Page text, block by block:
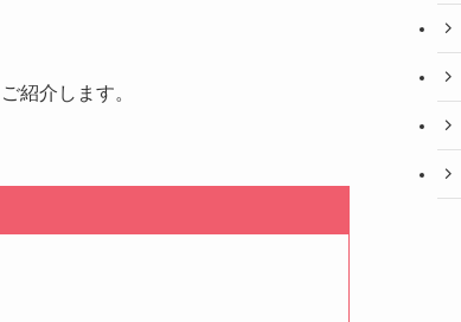
紹介します。